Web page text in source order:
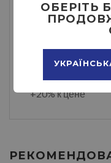
Длина: 35,8 см
Глубина: 38,6 см
Цвет: Бук,
+20% к цене
ОБЕРІТЬ